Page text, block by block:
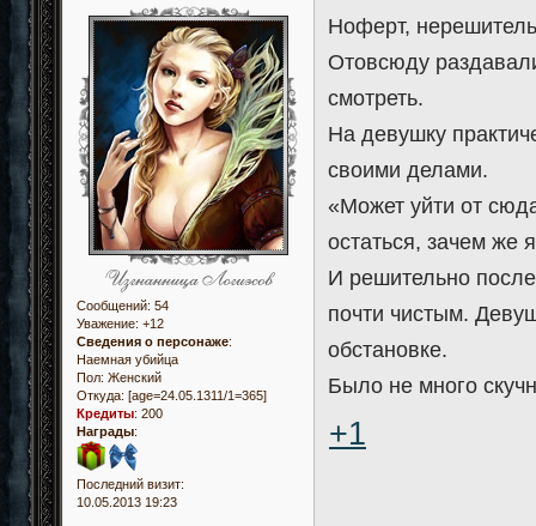
Сообщений: 54
Уважение: +12
Сведения о персонаже:
Наемная убийца
Пол: Женский
Откуда: [age=24.05.1311/1=365]
Кредиты: 200
Награды:
Последний визит:
10.05.2013 19:23
Ноферт,
Отовсюду
смотреть.
На девушку
своими делами.
«Может уйти от
остаться, зачем же
И решительно
почти чистым.
обстановке.
Было не много
+1